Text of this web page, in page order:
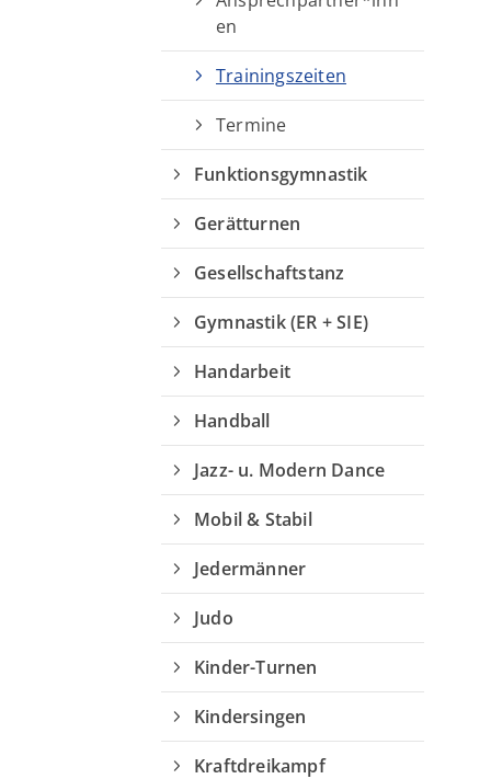
en
Trainingszeiten
Termine
Funktionsgymnastik
Gerätturnen
Gesellschaftstanz
Gymnastik (ER + SIE)
Handarbeit
Handball
Jazz- u. Modern Dance
Mobil & Stabil
Jedermänner
Judo
Kinder-Turnen
Kindersingen
Kraftdreikampf
info@tuspoweende.de